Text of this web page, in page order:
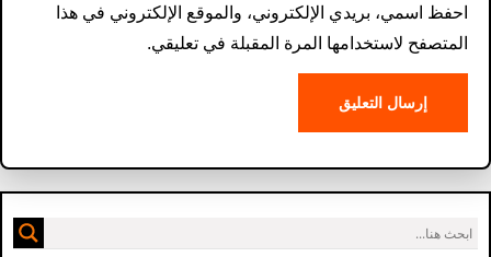
احفظ اسمي، بريدي الإلكتروني، والموقع الإلكتروني في هذا
المتصفح لاستخدامها المرة المقبلة في تعليقي.